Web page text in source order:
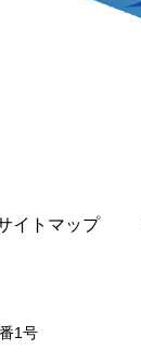
イトマップ
1号